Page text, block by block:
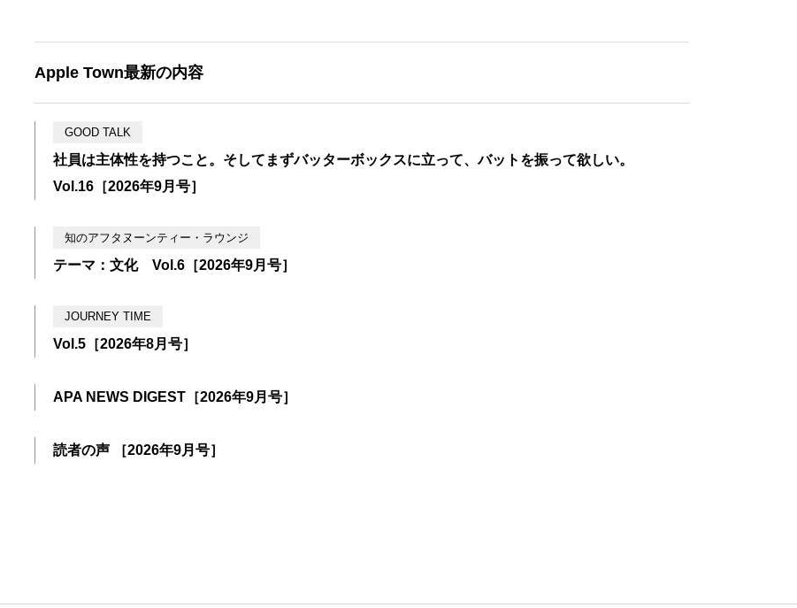
Apple Town最新の内容
GOOD TALK
社員は主体性を持つこと。そしてまずバッターボックスに立って、バットを振って欲しい。
Vol.16［2026年9月号］
知のアフタヌーンティー・ラウンジ
テーマ：文化 Vol.6［2026年9月号］
JOURNEY TIME
Vol.5［2026年8月号］
APA NEWS DIGEST［2026年9月号］
読者の声 ［2026年9月号］